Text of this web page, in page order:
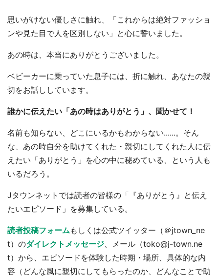
思いがけない優しさに触れ、「これからは絶対ファッショ
ンや見た目で人を区別しない」と心に誓いました。
あの時は、本当にありがとうございました。
ベビーカーに乗っていた息子には、折に触れ、あなたの親
切をお話ししています。
誰かに伝えたい「あの時はありがとう」、聞かせて！
名前も知らない、どこにいるかもわからない......。そん
な、あの時自分を助けてくれた・親切にしてくれた人に伝
えたい「ありがとう」を心の中に秘めている、という人も
いるだろう。
Jタウンネットでは読者の皆様の「『ありがとう』と伝え
たいエピソード」を募集している。
読者投稿フォームもしくは公式ツイッター（＠jtown_ne
t）のダイレクトメッセージ、メール（toko@j-town.ne
t）から、エピソードを体験した時期・場所、具体的な内
容（どんな風に親切にしてもらったのか、どんなことで助